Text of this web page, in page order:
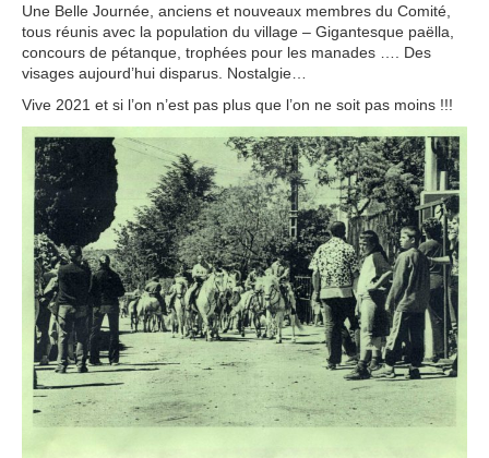
Une Belle Journée, anciens et nouveaux membres du Comité,
tous réunis avec la population du village – Gigantesque paëlla,
concours de pétanque, trophées pour les manades …. Des
visages aujourd’hui disparus. Nostalgie…
Vive 2021 et si l’on n’est pas plus que l’on ne soit pas moins !!!